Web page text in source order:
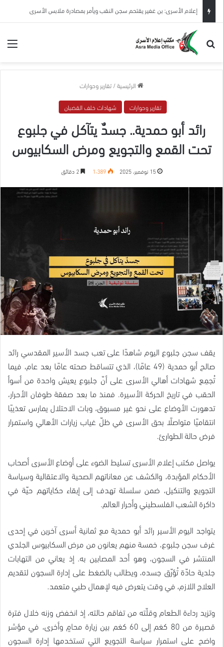
إعلام الأسرى: بن غفير يقتحم سجن النقب ويأمر بمصادرة ملابس الأسرى
بحث عن
الرئيسية/ تقارير وحوارات
تقارير وحوارات شهادات خلف القضبان
رائد أبو حمدية.. جسدٌ يتآكل في جلبوع
تحت القمع والتجويع ومرض السكابيوس
15 نوفمبر، 2025 1٬389 2 دقائق
يقف سجن جلبوع اليوم شاهدًا على تعب جسد الأسير المقدسي رائد
صالح أبو حمدية (49 عامًا)، الذي تتساقط صحته عامًا بعد عام، فيما
تُجمِع شهادات أهالي الأسرى على أنّ جلبوع يعيش واحدة من أسوأ
الحقب في تاريخ الحركة الأسيرة. فمنذ ما بعد صفقة طوفان الأحرار،
تدهورت الأوضاع على نحو غير مسبوق، وبات الاحتلال يمارس تعذيبًا
انتقاميًا متواصلًا بحق الأسرى في ظلّ غياب زيارات الأهالي واستمرار
فرض حالة الطوارئ.
يواصل مكتب إعلام الأسرى تسليط الضوء على أوضاع الأسرى أصحاب
الأحكام المؤبدة، والكشف عن معاناتهم الصحية والاعتقالية وسياسة
التجويع والتنكيل، ضمن سلسلة تهدف إلى إبقاء حكاياتهم حيّة في
ذاكرة الشعب الفلسطيني وأحرار العالم.
يتواجد اليوم الأسير رائد أبو حمدية مع ثمانية أسرى آخرين في إحدى
غرف سجن جلبوع، خمسة منهم يعانون من مرض السكابيوس الجلدي
المنتشر في السجون، وهو أحد المصابين به. إذ يعاني من التهابات
جلدية حادّة تُؤرّق جسده، ويطالب بالضغط على إدارة السجون لتقديم
العلاج اللازم، في وقت يتعرض فيه لإهمال طبي متعمد.
وتزيد رداءة الطعام وقلّته من تفاقم حالته، إذ انخفض وزنه خلال فترة
قصيرة من 80 كغم إلى 60 كغم بين زيارة محامٍ وأخرى، في مؤشر
واضح على استمرار سياسة التجويع التي تستخدمها إدارة السجون